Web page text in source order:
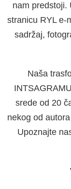
nam
stranicu RYL e-
sadržaj,
Naša
srede od 20
nekog od
Upoznajte